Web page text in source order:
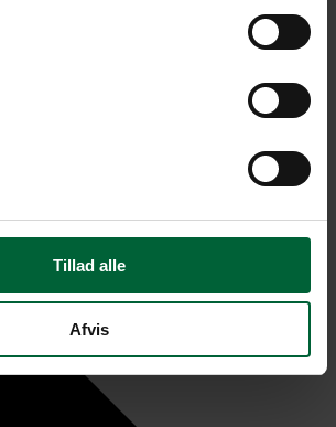
Tillad alle
Afvis